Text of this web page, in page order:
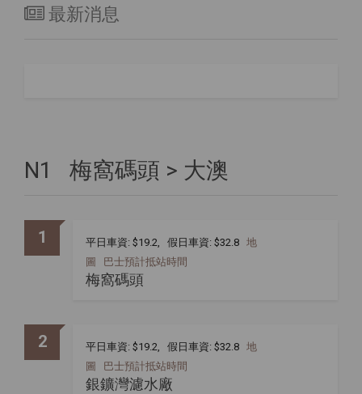
最新消息
N1 梅窩碼頭 > 大澳
1 平日車資: $19.2, 假日車資: $32.8 地
圖
巴士預計抵站時間
梅窩碼頭
2 平日車資: $19.2, 假日車資: $32.8 地
圖
巴士預計抵站時間
銀鑛灣濾水廠